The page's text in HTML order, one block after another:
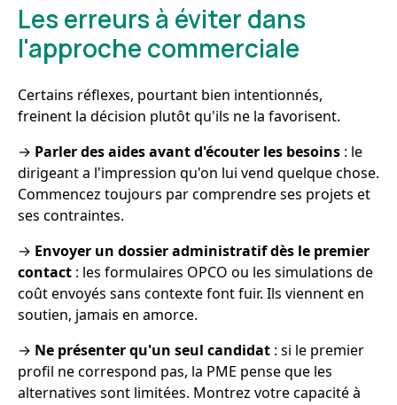
Les erreurs à éviter dans
l'approche commerciale
Certains réflexes, pourtant bien intentionnés,
freinent la décision plutôt qu'ils ne la favorisent.
→ Parler des aides avant d'écouter les besoins : le
dirigeant a l'impression qu'on lui vend quelque chose.
Commencez toujours par comprendre ses projets et
ses contraintes.
→ Envoyer un dossier administratif dès le premier
contact : les formulaires OPCO ou les simulations de
coût envoyés sans contexte font fuir. Ils viennent en
soutien, jamais en amorce.
→ Ne présenter qu'un seul candidat : si le premier
profil ne correspond pas, la PME pense que les
alternatives sont limitées. Montrez votre capacité à